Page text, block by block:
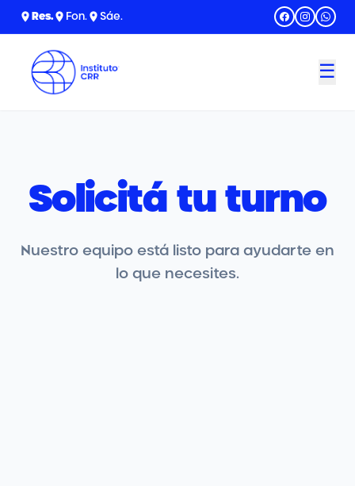
Res. Fon. Sáe.
☰
Solicitá tu turno
Nuestro equipo está listo para ayudarte en
lo que necesites.